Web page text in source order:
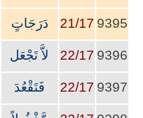
9395
21/17 دَرَجَاتٍ
9396
22/17 لاَّ تَجْعَل
9397
22/17 فَتَقْعُدَ